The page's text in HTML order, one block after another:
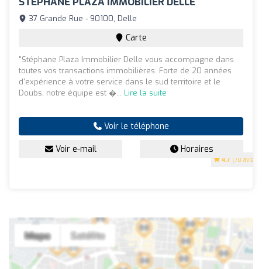
4.7 (70 avis)
37 Grande Rue - 90100, Delle
Carte
"Stéphane Plaza Immobilier Delle vous accompagne dans
toutes vos transactions immobilières. Forte de 20 années
d'expérience à votre service dans le sud territoire et le
Doubs, notre équipe est �... Lire la suite
Voir le téléphone
Voir e-mail Horaires